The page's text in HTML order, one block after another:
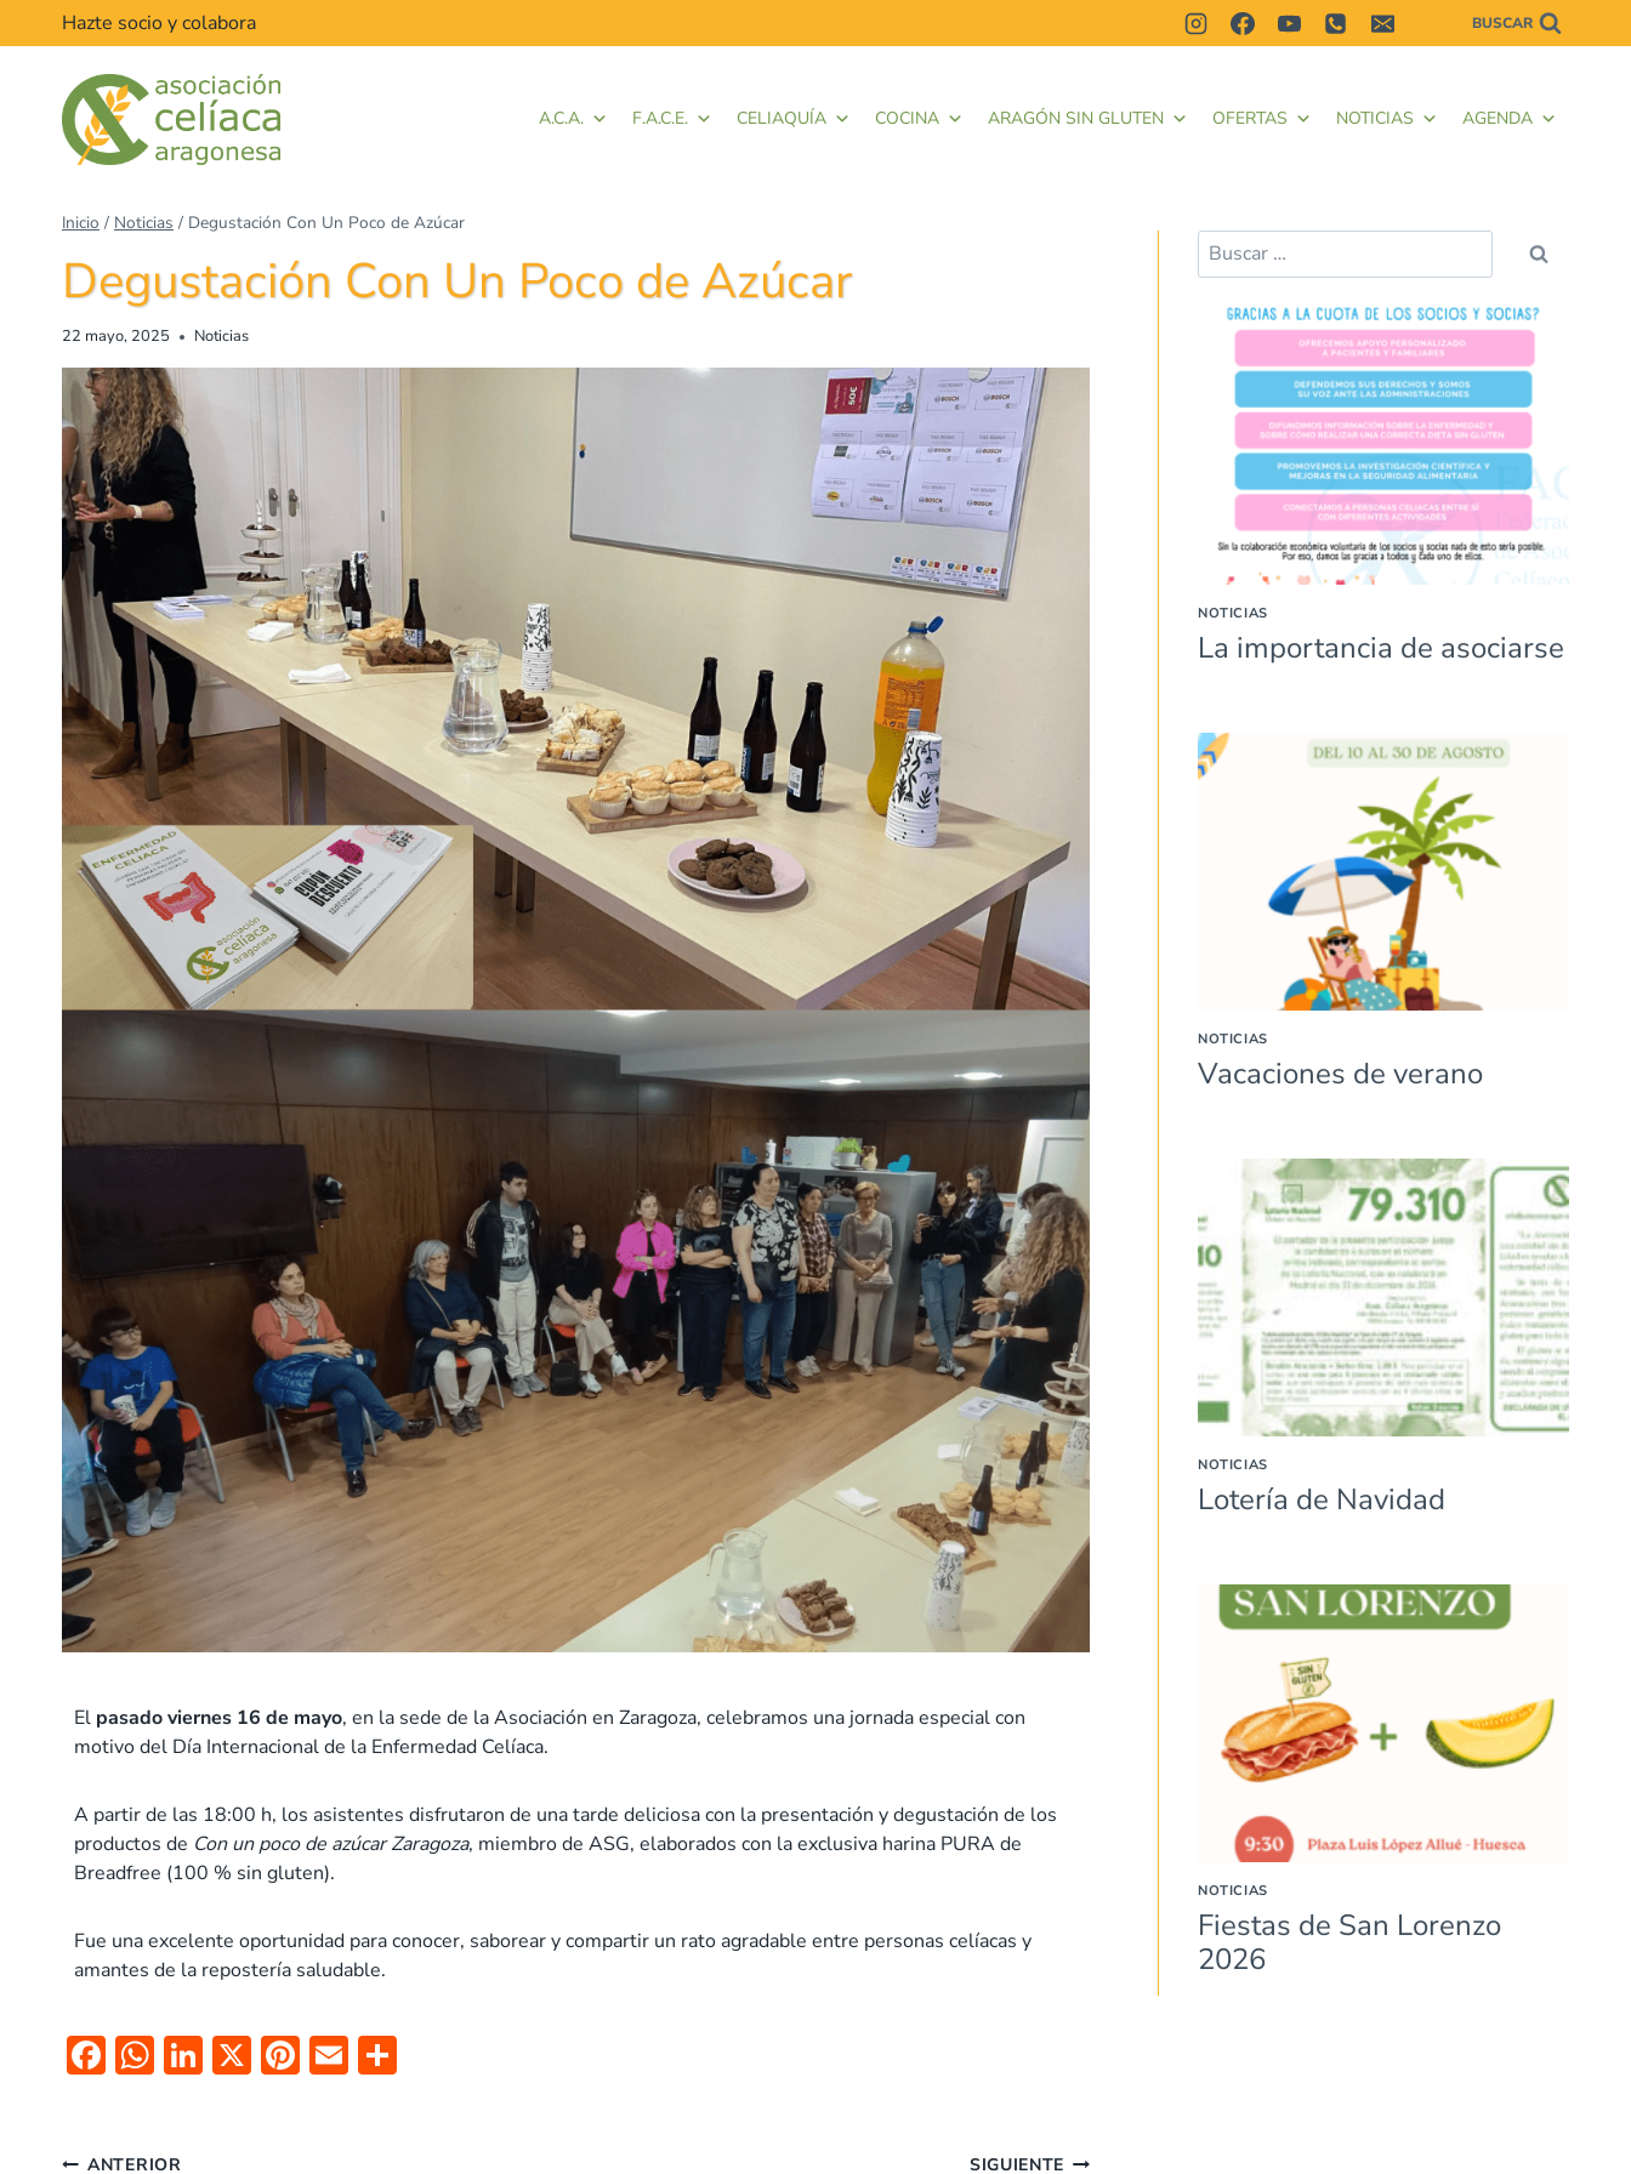
Hazte socio y colabora BUSCAR
A.C.A. F.A.C.E. CELIAQUÍA COCINA ARAGÓN SIN GLUTEN OFERTAS NOTICIAS AGENDA
Inicio / Noticias / Degustación Con Un Poco de Azúcar
Degustación Con Un Poco de Azúcar
22 mayo, 2025 Noticias
El pasado viernes 16 de mayo, en la sede de la Asociación en Zaragoza, celebramos una jornada especial con
motivo del Día Internacional de la Enfermedad Celíaca.
A partir de las 18:00 h, los asistentes disfrutaron de una tarde deliciosa con la presentación y degustación de los
productos de Con un poco de azúcar Zaragoza, miembro de ASG, elaborados con la exclusiva harina PURA de
Breadfree (100 % sin gluten).
Fue una excelente oportunidad para conocer, saborear y compartir un rato agradable entre personas celíacas y
amantes de la repostería saludable.
F W Li X Pi E
ANTERIOR SIGUIENTE
NOTICIAS
La importancia de asociarse
NOTICIAS
Vacaciones de verano
NOTICIAS
Lotería de Navidad
NOTICIAS
Fiestas de San Lorenzo
2026